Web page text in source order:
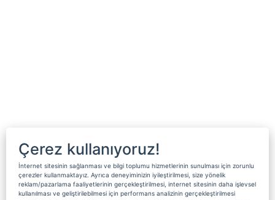
Çerez kullanıyoruz!
İnternet sitesinin sağlanması ve bilgi toplumu hizmetlerinin sunulması için zorunlu
çerezler kullanmaktayız. Ayrıca deneyiminizin iyileştirilmesi, size yönelik
reklam/pazarlama faaliyetlerinin gerçekleştirilmesi, internet sitesinin daha işlevsel
kullanılması ve geliştirilebilmesi için performans analizinin gerçekleştirilmesi